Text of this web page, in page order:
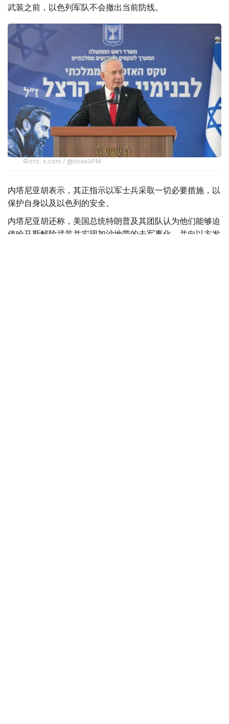
武装之前，以色列军队不会撤出当前防线。
Фото: x.com / @IsraeliPM
内塔尼亚胡表示，其正指示以军士兵采取一切必要措施，以
保护自身以及以色列的安全。
内塔尼亚胡还称，美国总统特朗普及其团队认为他们能够迫
使哈马斯解除武装并实现加沙地带的去军事化，并向以方发